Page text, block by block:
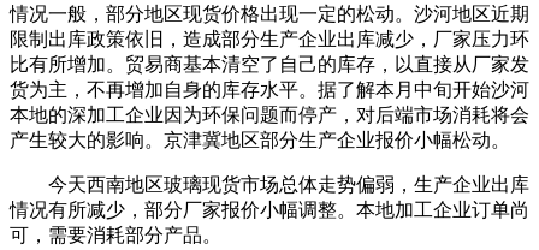
情况一般，部分地区现货价格出现一定的松动。沙河地区近期
限制出库政策依旧，造成部分生产企业出库减少，厂家压力环
比有所增加。贸易商基本清空了自己的库存，以直接从厂家发
货为主，不再增加自身的库存水平。据了解本月中旬开始沙河
本地的深加工企业因为环保问题而停产，对后端市场消耗将会
产生较大的影响。京津冀地区部分生产企业报价小幅松动。
今天西南地区玻璃现货市场总体走势偏弱，生产企业出库
情况有所减少，部分厂家报价小幅调整。本地加工企业订单尚
可，需要消耗部分产品。